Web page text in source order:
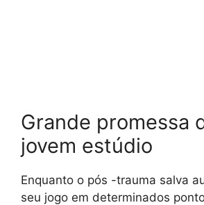
Grande promessa
jovem estúdio
Enquanto o pós -trauma salva
seu jogo em determinados